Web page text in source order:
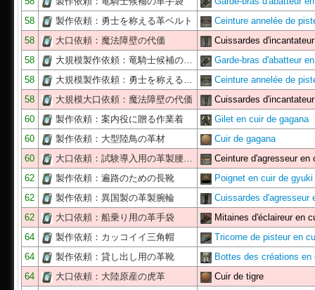
58
製作依頼：勇士を称える革ベルト
Ceinture annelée de
58
大口依頼：魔法障壁の代価
Cuissardes
58
大規模製作依頼：竜騎士候補の…
Garde-bras d'abatteur
58
大規模製作依頼：勇士を称える…
Ceinture annelée de
58
大規模大口依頼：魔法障壁の代価
Cuissardes
60
製作依頼：案内役に贈る作業着
Gilet en cuir de gagana
60
製作依頼：大型陸鳥の革材
Cuir de gagana
60
大口依頼：試験導入用の革製腰…
Ceinture d'agresseur
62
製作依頼：遍路のための長靴
Poignet en cuir de gyuki
62
製作依頼：異国製の革製腕輪
Cuissardes
62
大口依頼：船乗り用の革手袋
Mitaines d'éclaireur en
64
製作依頼：カッコイイ三角帽
Tricorne de pisteur en
64
製作依頼：貸し出し用の革靴
Bottes des créations
64
大口依頼：大陸原産の虎革
Cuir de tigre